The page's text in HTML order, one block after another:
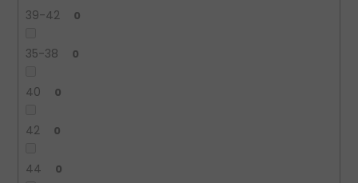
39-42 0
35-38 0
40 0
42 0
44 0